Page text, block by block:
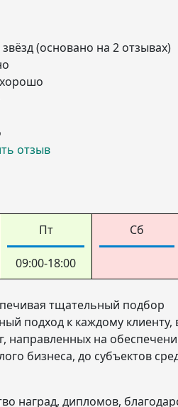
звёзд (основано на 2 отзывах)
отзыв
Пт
09:00-18:00
Сб
тщательный подбор
подход к каждому
направленных на
бизнеса, до субъектов
наград, дипломов,